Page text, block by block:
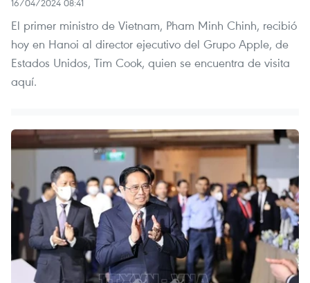
16/04/2024 08:41
El primer ministro de Vietnam, Pham Minh Chinh, recibió
hoy en Hanoi al director ejecutivo del Grupo Apple, de
Estados Unidos, Tim Cook, quien se encuentra de visita
aquí.